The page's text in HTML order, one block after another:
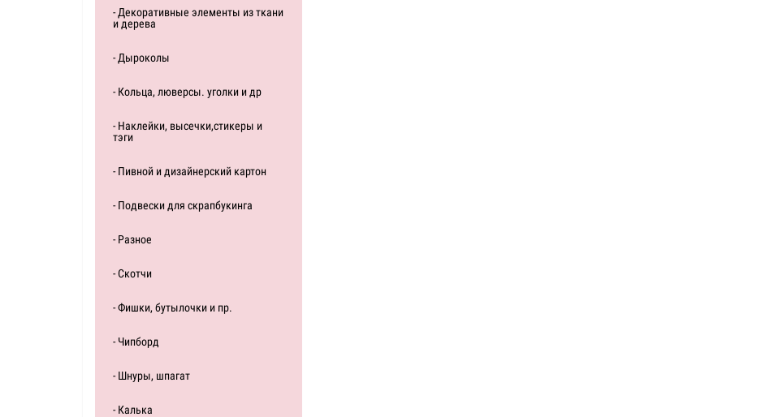
- Декоративные элементы из ткани
и дерева
- Дыроколы
- Кольца, люверсы. уголки и др
- Наклейки, высечки,стикеры и
тэги
- Пивной и дизайнерский картон
- Подвески для скрапбукинга
- Разное
- Скотчи
- Фишки, бутылочки и пр.
- Чипборд
- Шнуры, шпагат
- Калька